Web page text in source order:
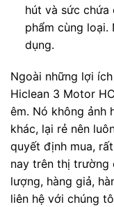
hút và sức chứa
phẩm cùng loại.
dụng.
Ngoài những lợi
Hiclean 3 Motor
êm. Nó không ảnh
khác, lại rẻ nên
quyết định mua,
nay trên thị trường
lượng, hàng giả,
liên hệ với chúng